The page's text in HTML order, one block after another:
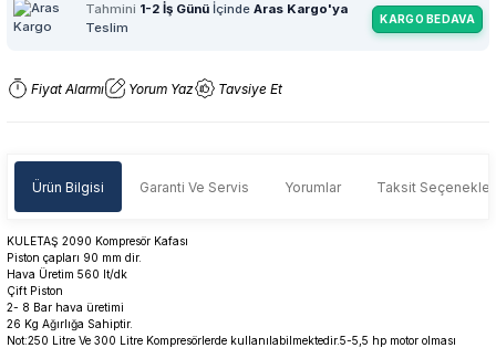
Tahmini 1-2 İş Günü İçinde Aras Kargo'ya
Teslim
KARGO BEDAVA
Fiyat Alarmı Yorum Yaz Tavsiye Et
Ürün Bilgisi Garanti Ve Servis Yorumlar Taksit
KULETAŞ 2090 Kompresör Kafası
Piston çapları 90 mm dir.
Hava Üretim 560 lt/dk
Çift Piston
2- 8 Bar hava üretimi
26 Kg Ağırlığa Sahiptir.
Not:250 Litre Ve 300 Litre Kompresörlerde kullanılabilmektedir.5-5,5 hp motor olması